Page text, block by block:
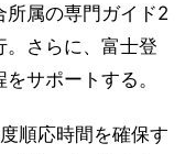
所属の専門ガイド2
さらに、富士登
サポートする。
順応時間を確保す